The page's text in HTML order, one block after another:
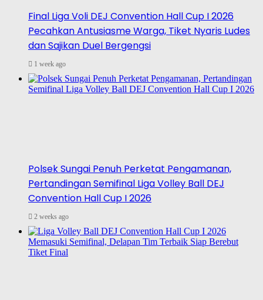
Final Liga Voli DEJ Convention Hall Cup I 2026
Pecahkan Antusiasme Warga, Tiket Nyaris Ludes
dan Sajikan Duel Bergengsi
1 week ago
Polsek Sungai Penuh Perketat Pengamanan,
Pertandingan Semifinal Liga Volley Ball DEJ
Convention Hall Cup I 2026
2 weeks ago